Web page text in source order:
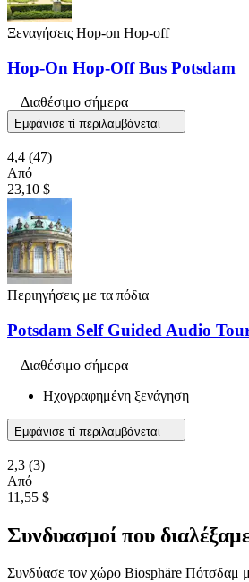
Ξεναγήσεις Hop-on Hop-off
Hop-On Hop-Off Bus Potsdam
Διαθέσιμο σήμερα
Εμφάνισε τί περιλαμβάνεται
4,4 (47)
Από
23,10 $
Περιηγήσεις με τα πόδια
Potsdam Self Guided Audio
Διαθέσιμο σήμερα
Ηχογραφημένη ξενάγηση
Εμφάνισε τί περιλαμβάνεται
2,3 (3)
Από
11,55 $
Συνδυασμοί που
Συνδύασε τον χώρο Biosphäre Πότσδαμ